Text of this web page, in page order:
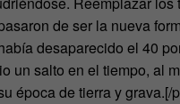
de ser la nueva
desaparecido el 40
un salto en el tiempo, al
época de tierra y grava.[/